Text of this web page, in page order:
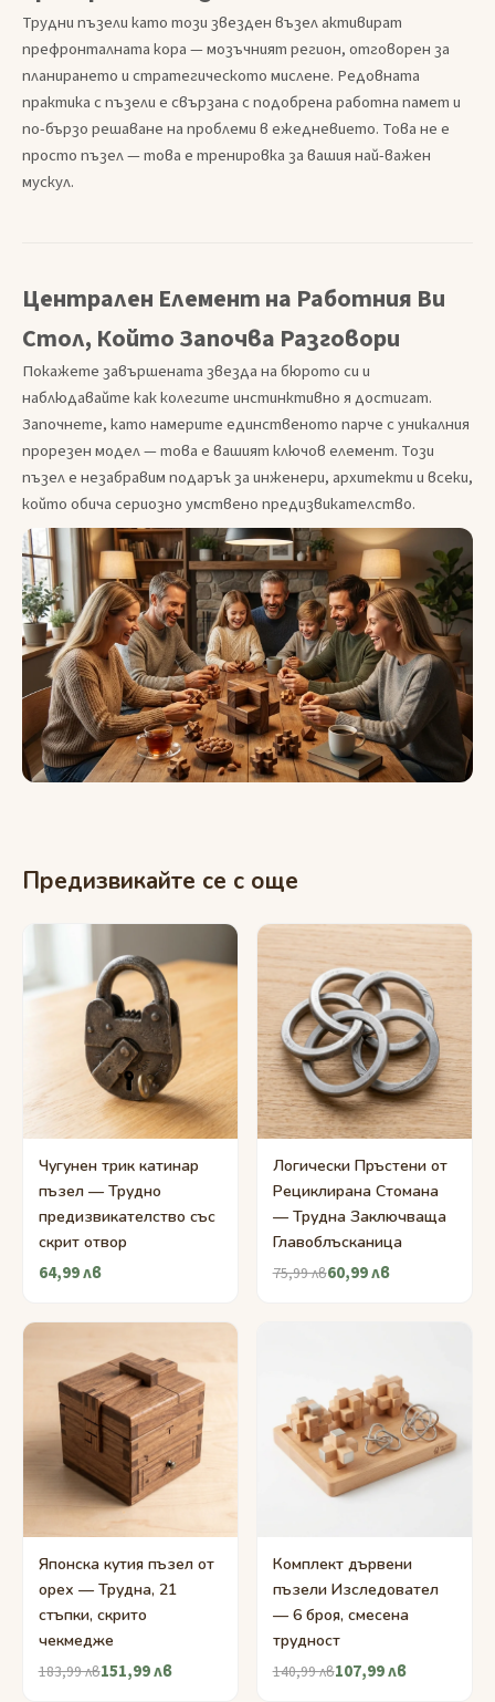
Трудни пъзели като този звезден възел активират
префронталната кора — мозъчният регион, отговорен за
планирането и стратегическото мислене. Редовната
практика с пъзели е свързана с подобрена работна памет и
по-бързо решаване на проблеми в ежедневието. Това не е
просто пъзел — това е тренировка за вашия най-важен
мускул.
Централен Елемент на Работния Ви
Стол, Който Започва Разговори
Покажете завършената звезда на бюрото си и
наблюдавайте как колегите инстинктивно я достигат.
Започнете, като намерите единственото парче с уникалния
прорезен модел — това е вашият ключов елемент. Този
пъзел е незабравим подарък за инженери, архитекти и всеки,
който обича сериозно умствено предизвикателство.
Предизвикайте се с още
Чугунен трик катинар
пъзел — Трудно
предизвикателство със
скрит отвор
64,99 лв
Логически Пръстени от
Рециклирана Стомана
— Трудна Заключваща
Главоблъсканица
75,99 лв60,99 лв
Японска кутия пъзел от
орех — Трудна, 21
стъпки, скрито
чекмедже
183,99 лв151,99 лв
Комплект дървени
пъзели Изследовател
— 6 броя, смесена
трудност
140,99 лв107,99 лв